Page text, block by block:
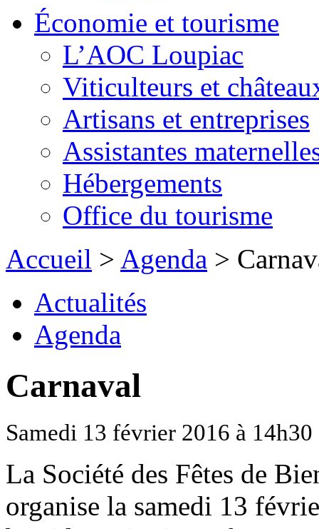
Économie et tourisme
L’AOC Loupiac
Viticulteurs et
Artisans et entreprises
Assistantes
Hébergements
Office du tourisme
Accueil > Agenda >
Actualités
Agenda
Carnaval
Samedi 13 février 2016 à 14h30
La Société des Fêtes de
organise la samedi 13